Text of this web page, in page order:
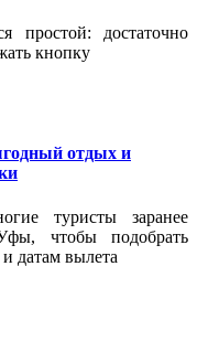
простой: достаточно
кнопку
отдых и
туристы заранее
чтобы подобрать
датам вылета